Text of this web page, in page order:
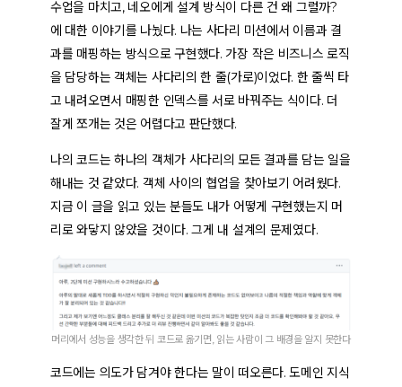
수업을 마치고, 네오에게 설계 방식이 다른 건 왜 그럴까?
에 대한 이야기를 나눴다. 나는 사다리 미션에서 이름과 결
과를 매핑하는 방식으로 구현했다. 가장 작은 비즈니스 로직
을 담당하는 객체는 사다리의 한 줄(가로)이었다. 한 줄씩 타
고 내려오면서 매핑한 인덱스를 서로 바꿔주는 식이다. 더
잘게 쪼개는 것은 어렵다고 판단했다.
나의 코드는 하나의 객체가 사다리의 모든 결과를 담는 일을
해내는 것 같았다. 객체 사이의 협업을 찾아보기 어려웠다.
지금 이 글을 읽고 있는 분들도 내가 어떻게 구현했는지 머
리로 와닿지 않았을 것이다. 그게 내 설계의 문제였다.
머리에서 성능을 생각한 뒤 코드로 옮기면, 읽는 사람이 그 배경을 알지 못한다
코드에는 의도가 담겨야 한다는 말이 떠오른다. 도메인 지식